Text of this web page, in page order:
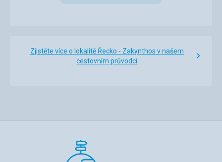
Zjistěte více o lokalitě Řecko - Zakynthos v našem
cestovním průvodci